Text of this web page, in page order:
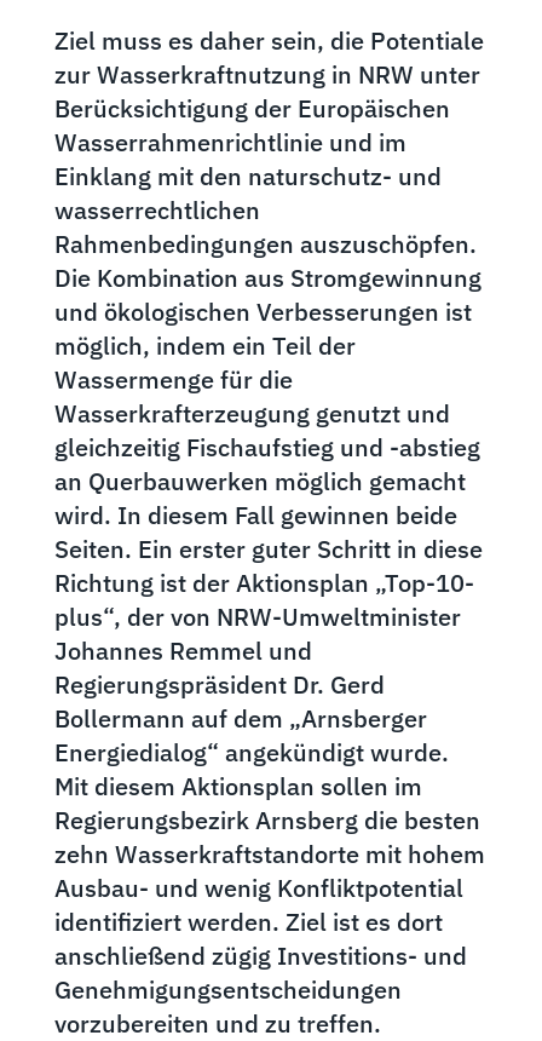
Ziel muss es daher sein, die Potentiale
zur Wasserkraftnutzung in NRW unter
Berücksichtigung der Europäischen
Wasserrahmenrichtlinie und im
Einklang mit den naturschutz- und
wasserrechtlichen
Rahmenbedingungen auszuschöpfen.
Die Kombination aus Stromgewinnung
und ökologischen Verbesserungen ist
möglich, indem ein Teil der
Wassermenge für die
Wasserkrafterzeugung genutzt und
gleichzeitig Fischaufstieg und -abstieg
an Querbauwerken möglich gemacht
wird. In diesem Fall gewinnen beide
Seiten. Ein erster guter Schritt in diese
Richtung ist der Aktionsplan „Top-10-
plus“, der von NRW-Umweltminister
Johannes Remmel und
Regierungspräsident Dr. Gerd
Bollermann auf dem „Arnsberger
Energiedialog“ angekündigt wurde.
Mit diesem Aktionsplan sollen im
Regierungsbezirk Arnsberg die besten
zehn Wasserkraftstandorte mit hohem
Ausbau- und wenig Konfliktpotential
identifiziert werden. Ziel ist es dort
anschließend zügig Investitions- und
Genehmigungsentscheidungen
vorzubereiten und zu treffen.